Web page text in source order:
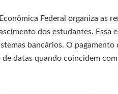
Federal organiza as
dos estudantes. Essa
bancários. O pagamento
datas quando coincidem